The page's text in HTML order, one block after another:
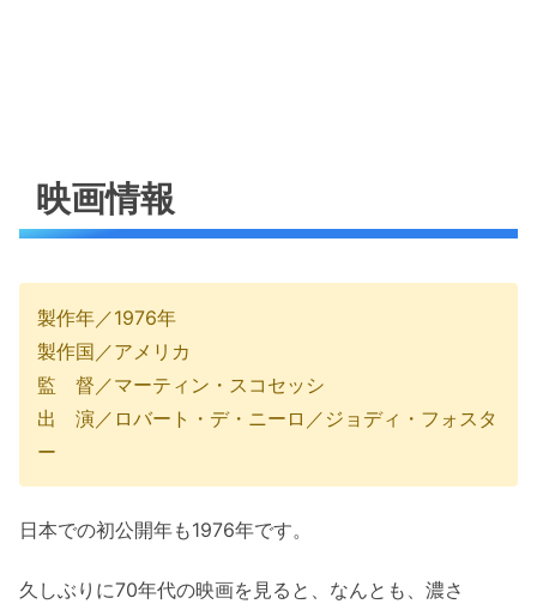
映画情報
製作年／1976年
製作国／アメリカ
監 督／マーティン・スコセッシ
出 演／ロバート・デ・ニーロ／ジョディ・フォスタ
ー
日本での初公開年も1976年です。
久しぶりに70年代の映画を見ると、なんとも、濃さ